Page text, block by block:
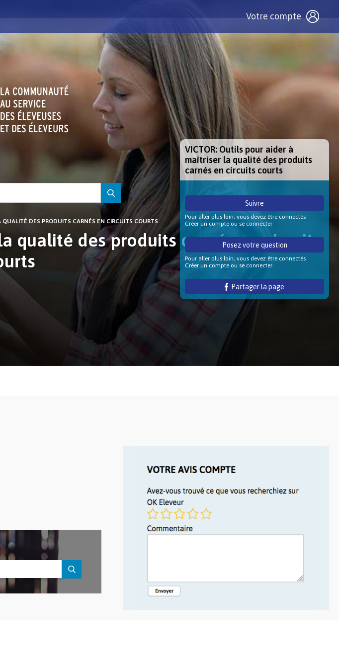
Votre compte
DES PRODUITS CARNÉS EN CIRCUITS COURTS
qualité des produits carnés en circuits
VICTOR: Outils pour aider à
maîtriser la qualité des produits
carnés en circuits courts
Suivre
Pour aller plus loin, vous devez être connectés
Créer un compte ou se connecter
Posez votre question
Pour aller plus loin, vous devez être connectés
Créer un compte ou se connecter
Partager la page